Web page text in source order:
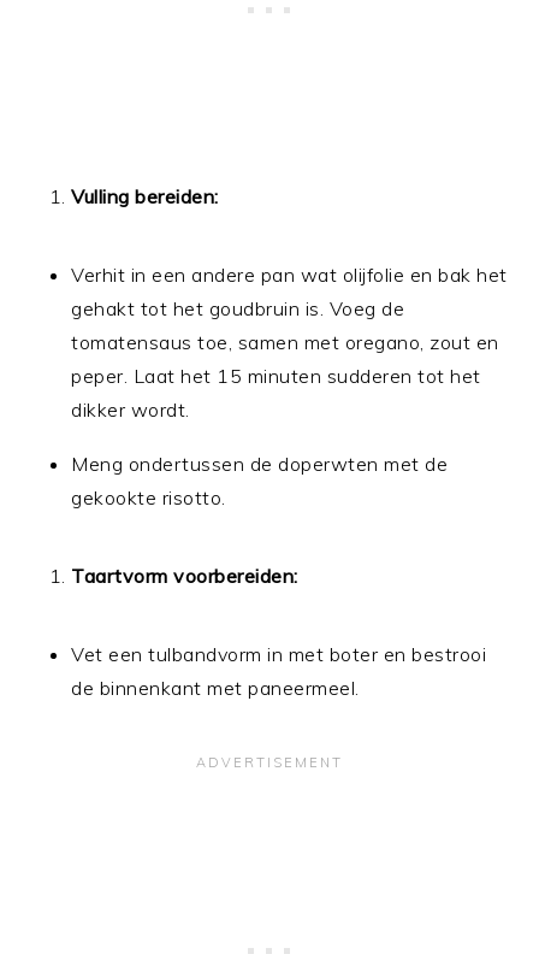
Vulling bereiden:
Verhit in een andere pan wat olijfolie en bak het
gehakt tot het goudbruin is. Voeg de
tomatensaus toe, samen met oregano, zout en
peper. Laat het 15 minuten sudderen tot het
dikker wordt.
Meng ondertussen de doperwten met de
gekookte risotto.
Taartvorm voorbereiden:
Vet een tulbandvorm in met boter en bestrooi
de binnenkant met paneermeel.